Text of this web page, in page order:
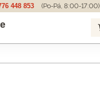
448 853 (Po-Pá, 8:00-17:00)